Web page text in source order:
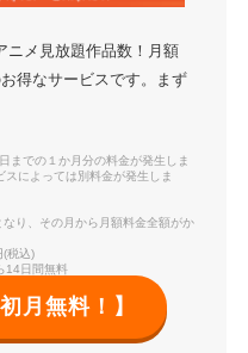
ニメ見放題作品数！月額
得なサービスです。まず
までの１か月分の料金が発生しま
によっては別料金が発生しま
り、その月から月額料金全額がか
税込)
14日間無料
月無料！】